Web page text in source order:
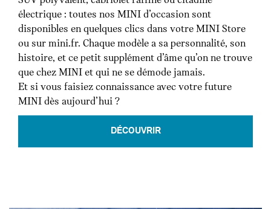
électrique : toutes nos MINI d’occasion sont
disponibles en quelques clics dans votre MINI Store
ou sur mini.fr. Chaque modèle a sa personnalité, son
histoire, et ce petit supplément d’âme qu’on ne trouve
que chez MINI et qui ne se démode jamais.
Et si vous faisiez connaissance avec votre future
MINI dès aujourd’hui ?
DÉCOUVRIR